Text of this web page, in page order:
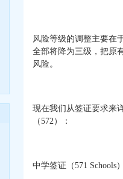
风险等级的调整主要在
全部将降为三级，把原
风险。
现在我们从签证要求来
（572）：
中学签证（571 Schools